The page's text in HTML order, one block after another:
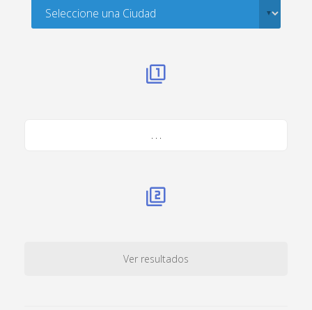
. . .
Ver resultados